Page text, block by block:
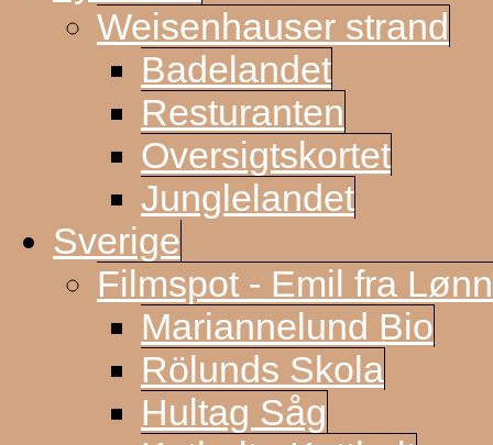
Weisenhauser strand
Badelandet
Resturanten
Oversigtskortet
Junglelandet
Sverige
Filmspot - Emil fra
Mariannelund Bio
Rölunds Skola
Hultag Såg